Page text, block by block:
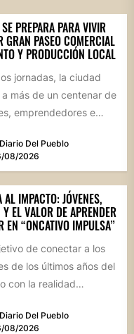
PREPARA PARA VIVIR
GRAN PASEO COMERCIAL
Y PRODUCCIÓN LOCAL
jornadas, la ciudad
más de un centenar de
emprendedores e
Del Pueblo
08/2026
AL IMPACTO: JÓVENES,
EL VALOR DE APRENDER
EN “ONCATIVO IMPULSA”
de conectar a los
de los últimos años del
con la realidad
Del Pueblo
08/2026